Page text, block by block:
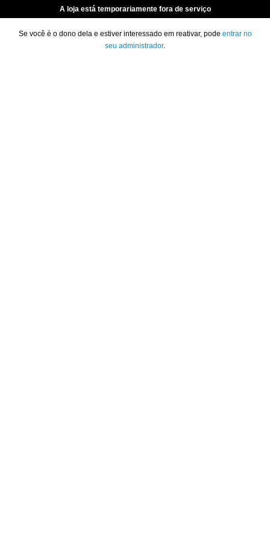
A loja está temporariamente fora de serviço
Se você é o dono dela e estiver interessado em reativar, pode entrar no
seu administrador.